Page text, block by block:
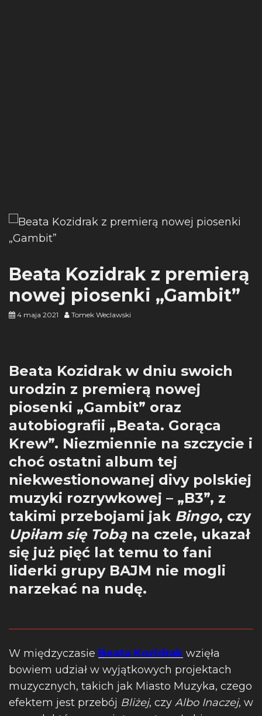
Beata Kozidrak z premierą
nowej piosenki „Gambit”
4 maja 2021 Tomek Weclawski
Beata Kozidrak w dniu swoich
urodzin z premierą nowej
piosenki „Gambit” oraz
autobiografii „Beata. Gorąca
Krew”. Niezmiennie na szczycie i
choć ostatni album tej
niekwestionowanej divy polskiej
muzyki rozrywkowej – „B3”, z
takimi przebojami jak Bingo, czy
Upiłam się Tobąna czele, ukazał
się już pięć lat temu to fani
liderki grupy BAJM nie mogli
narzekać na nudę.
W międzyczasie Beata Kozidrak wzięła
bowiem udział w wyjątkowych projektach
muzycznych, takich jak Miasto Muzyka, czego
efektem jest przebój Bliżej, czy Albo Inaczej, w